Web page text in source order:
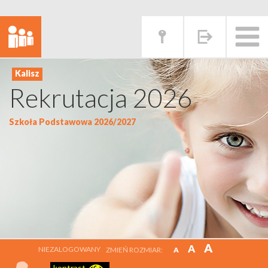
Rekrutacja 2026
Szkoła Podstawowa 2026/2027
NIEZALOGOWANY ZMIEŃ ROZMIAR: A A A